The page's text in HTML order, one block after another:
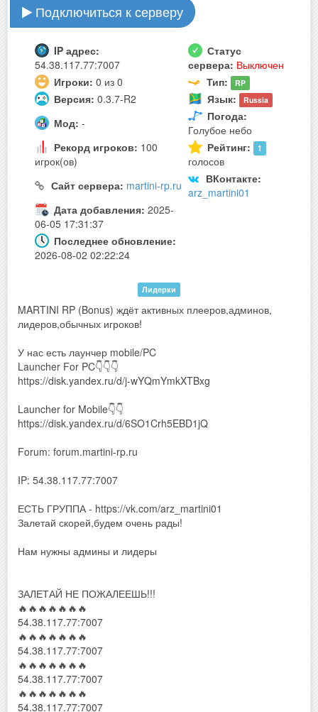
Подключиться к серверу
IP адрес:
54.38.117.77:7007
Статус
сервера: Выключен
Игроки: 0 из 0 Тип: RP
Версия: 0.3.7-R2 Язык: Russia
Мод: -
Погода:
Голубое небо
Рекорд игроков: 100
игрок(ов)
Рейтинг: 1
голосов
Сайт сервера: martini-rp.ru
ВКонтакте:
arz_martini01
Дата добавления: 2025-
06-05 17:31:37
Последнее обновление:
2026-08-02 02:22:24
Лидерки
MARTINI RP (Bonus) ждёт активных плееров,админов,
лидеров,обычных игроков!
У нас есть лаунчер mobile/PC
Launcher For PC👇👇👇
https://disk.yandex.ru/d/j-wYQmYmkXTBxg
Launcher for Mobile👇👇
https://disk.yandex.ru/d/6SO1Crh5EBD1jQ
Forum: forum.martini-rp.ru
IP: 54.38.117.77:7007
ЕСТЬ ГРУППА - https://vk.com/arz_martini01
Залетай скорей,будем очень рады!
Нам нужны админы и лидеры
ЗАЛЕТАЙ НЕ ПОЖАЛЕЕШЬ!!!
🔥🔥🔥🔥🔥🔥🔥
54.38.117.77:7007
🔥🔥🔥🔥🔥🔥🔥
54.38.117.77:7007
🔥🔥🔥🔥🔥🔥🔥
54.38.117.77:7007
🔥🔥🔥🔥🔥🔥🔥
54.38.117.77:7007